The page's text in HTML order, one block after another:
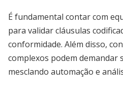
É fundamental contar com
para validar cláusulas
conformidade. Além disso,
complexos podem demandar
mesclando automação e